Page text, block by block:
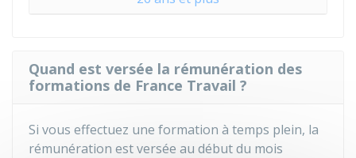
Quand est versée la rémunération des
formations de France Travail ?
Si vous effectuez une formation à temps plein, la
rémunération est versée au début du mois